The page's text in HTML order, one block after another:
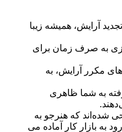
آرایش، همیشه زیبا
صرف زمان برای
آرایش، به
شما ظاهری
که هنرجو به
کار آماده می